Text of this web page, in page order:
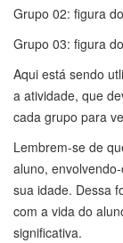
Grupo 02: figura
Grupo 03: figura
Aqui está sendo
a atividade, que
cada grupo para
Lembrem-se de
aluno,
sua idade. Dessa
com a vida do
significativa.